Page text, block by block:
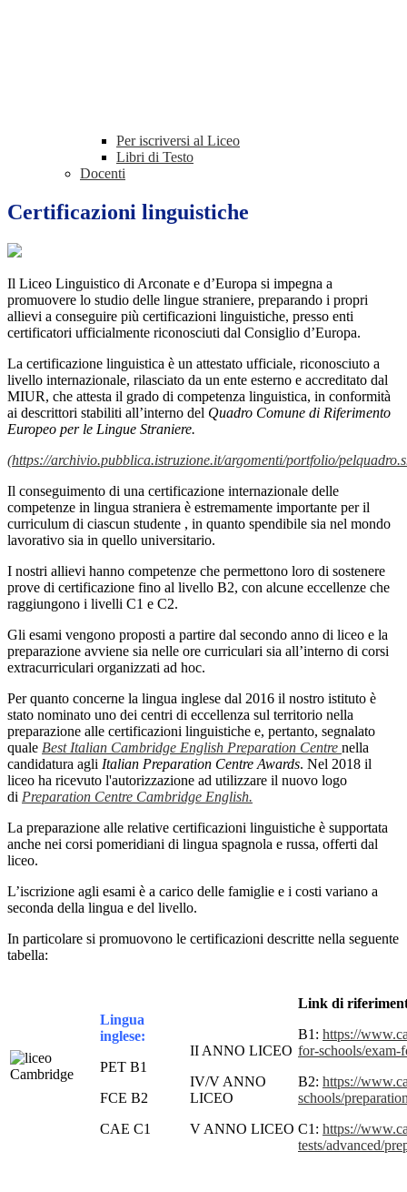
Per iscriversi al Liceo
Libri di Testo
Docenti
Certificazioni linguistiche
Il Liceo Linguistico di Arconate e d’Europa si impegna a
promuovere lo studio delle lingue straniere, preparando i propri
allievi a conseguire più certificazioni linguistiche, presso enti
certificatori ufficialmente riconosciuti dal Consiglio d’Europa.
La certificazione linguistica è un attestato ufficiale, riconosciuto a
livello internazionale, rilasciato da un ente esterno e accreditato dal
MIUR, che attesta il grado di competenza linguistica, in conformità
ai descrittori stabiliti all’interno del Quadro Comune di Riferimento
Europeo per le Lingue Straniere.
(https://archivio.pubblica.istruzione.it/argomenti/portfolio/
Il conseguimento di una certificazione internazionale delle
competenze in lingua straniera è estremamente importante per il
curriculum di ciascun studente , in quanto spendibile sia nel mondo
lavorativo sia in quello universitario.
I nostri allievi hanno competenze che permettono loro di sostenere
prove di certificazione fino al livello B2, con alcune eccellenze che
raggiungono i livelli C1 e C2.
Gli esami vengono proposti a partire dal secondo anno di liceo e la
preparazione avviene sia nelle ore curriculari sia all’interno di corsi
extracurriculari organizzati ad hoc.
Per quanto concerne la lingua inglese dal 2016 il nostro istituto è
stato nominato uno dei centri di eccellenza sul territorio nella
preparazione alle certificazioni linguistiche e, pertanto, segnalato
quale Best Italian Cambridge English Preparation Centre nella
candidatura agli Italian Preparation Centre Awards. Nel 2018 il
liceo ha ricevuto l'autorizzazione ad utilizzare il nuovo logo
di Preparation Centre Cambridge English.
La preparazione alle relative certificazioni linguistiche è supportata
anche nei corsi pomeridiani di lingua spagnola e russa, offerti dal
liceo.
L’iscrizione agli esami è a carico delle famiglie e i costi variano a
seconda della lingua e del livello.
In particolare si promuovono le certificazioni descritte nella seguente
tabella:
Lingua
inglese:
PET B1
FCE B2
CAE C1
II ANNO LICEO
IV/V ANNO
LICEO
V ANNO LICEO
Link di
B1: https://
for-schools/exam-
B2: https://
schools/
C1: https://
tests/advanced/